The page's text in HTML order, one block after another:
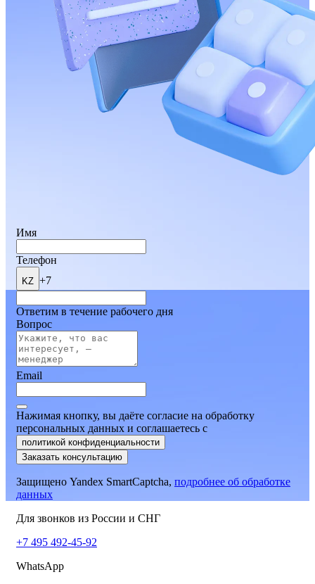
Имя
Телефон
KZ +7
Ответим в течение рабочего дня
Вопрос
Email
Нажимая кнопку, вы даёте согласие на обработку
персональных данных и соглашаетесь c
политикой конфиденциальности
Заказать консультацию
Защищено Yandex SmartCaptcha, подробнее об обработке
данных
Для звонков из России и СНГ
+7 495 492-45-92
WhatsApp